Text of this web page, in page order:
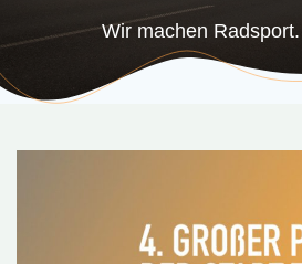
Wir machen